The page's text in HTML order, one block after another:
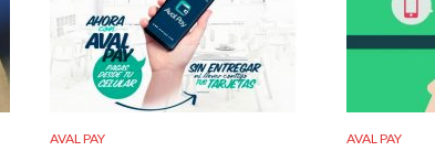
AVAL PAY AVAL PAY